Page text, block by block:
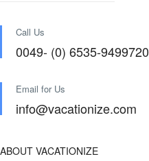
Call Us
0049- (0) 6535-9499720
Email for Us
info@vacationize.com
ABOUT VACATIONIZE